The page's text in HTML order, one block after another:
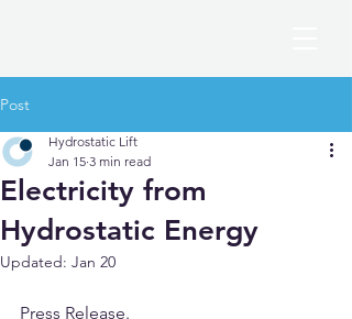
Post
Electricity from
Hydrostatic Energy
Hydrostatic Lift
Jan 15 3 min read
Updated: Jan 20
Press Release.